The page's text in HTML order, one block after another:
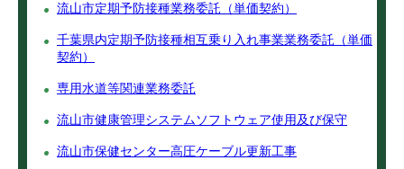
流山市定期予防接種業務委託（単価契約）
千葉県内定期予防接種相互乗り入れ事業業務委託（単価
契約）
専用水道等関連業務委託
流山市健康管理システムソフトウェア使用及び保守
流山市保健センター高圧ケーブル更新工事